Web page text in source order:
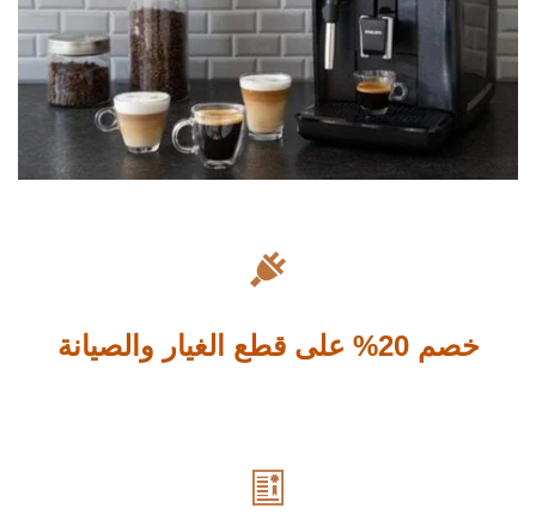

خصم 20% على قطع الغيار والصيانة
